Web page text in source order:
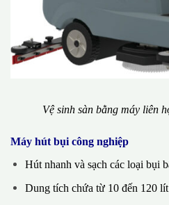
Vệ sinh sàn bằng máy liên
Máy hút bụi công nghiệp
Hút nhanh và sạch các loại bụi
Dung tích chứa từ 10 đến 120 lít